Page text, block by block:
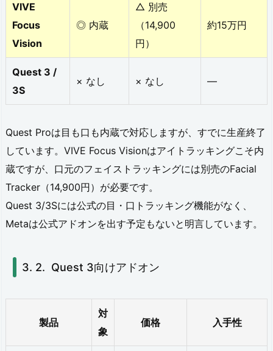
5.
I
U
ッ
カ
ー
動
原
と
ド
リ
VIVE
Focus
Vision
◎ 内蔵
△ 別売
（14,900
円）
約15万円
Quest 3 /
3S
× なし × なし —
Quest Proは目も口も内蔵で対応しますが、すでに生産終了
しています。VIVE Focus Visionはアイトラッキングこそ内
蔵ですが、口元のフェイストラッキングには別売のFacial
Tracker（14,900円）が必要です。
Quest 3/3Sには公式の目・口トラッキング機能がなく、
Metaは公式アドオンを出す予定もないと明言しています。
Quest 3向けアドオン
製品
対
象
価格 入手性